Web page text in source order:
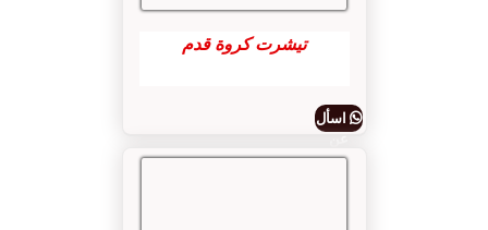
تيشرت كروة قدم
اسأل
المنتج